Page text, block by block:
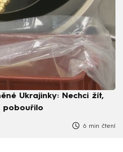
Ukrajinky: Nechci žít,
pobouřilo
6 min čtení